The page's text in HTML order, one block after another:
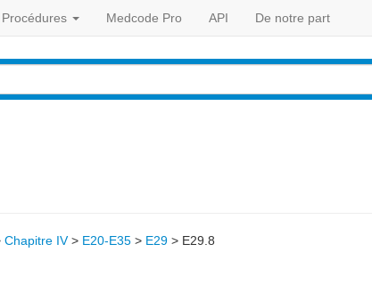
Procédures Medcode Pro API De notre part
Chapitre IV> E20-E35 > E29 > E29.8